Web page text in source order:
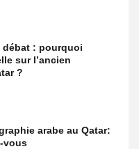
: pourquoi
sur l’ancien
?
arabe au Qatar:
vous